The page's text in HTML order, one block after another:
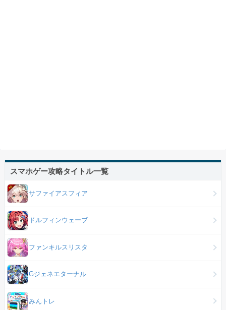
スマホゲー攻略タイトル一覧
サファイアスフィア
ドルフィンウェーブ
ファンキルスリスタ
Gジェネエターナル
みんトレ